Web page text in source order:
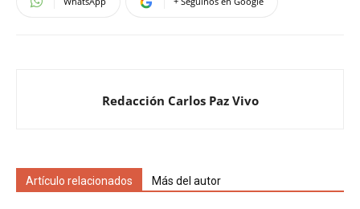
Redacción Carlos Paz Vivo
Artículo relacionados Más del autor